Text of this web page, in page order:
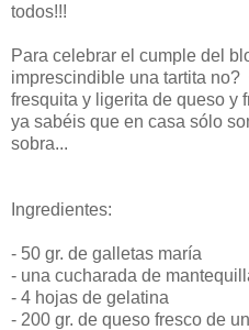
todos!!!
Para celebrar el cumple del
imprescindible una tartita no?
fresquita y ligerita de queso y
ya sabéis que en casa sólo
sobra...
Ingredientes:
- 50 gr. de galletas maría
- una cucharada de
- 4 hojas de gelatina
- 200 gr. de queso fresco de